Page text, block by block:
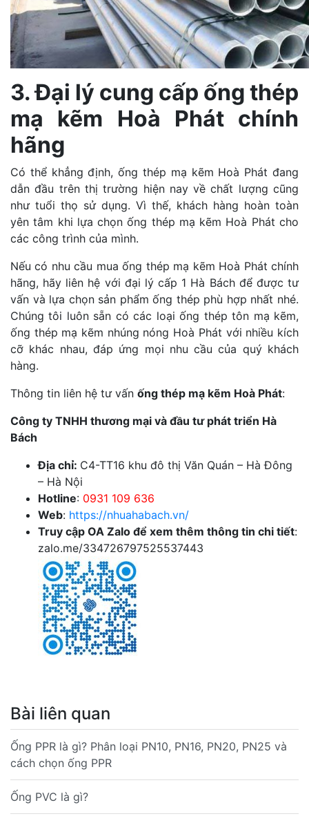
3. Đại lý cung cấp ống thép
mạ kẽm Hoà Phát chính
hãng
Có thể khẳng định, ống thép mạ kẽm Hoà Phát đang
dẫn đầu trên thị trường hiện nay về chất lượng cũng
như tuổi thọ sử dụng. Vì thế, khách hàng hoàn toàn
yên tâm khi lựa chọn ống thép mạ kẽm Hoà Phát cho
các công trình của mình.
Nếu có nhu cầu mua ống thép mạ kẽm Hoà Phát chính
hãng, hãy liên hệ với đại lý cấp 1 Hà Bách để được tư
vấn và lựa chọn sản phẩm ống thép phù hợp nhất nhé.
Chúng tôi luôn sẵn có các loại ống thép tôn mạ kẽm,
ống thép mạ kẽm nhúng nóng Hoà Phát với nhiều kích
cỡ khác nhau, đáp ứng mọi nhu cầu của quý khách
hàng.
Thông tin liên hệ tư vấn ống thép mạ kẽm Hoà Phát:
Công ty TNHH thương mại và đầu tư phát triển Hà
Bách
Địa chỉ: C4-TT16 khu đô thị Văn Quán – Hà Đông
– Hà Nội
Hotline: 0931 109 636
Web: https://nhuahabach.vn/
Truy cập OA Zalo để xem thêm thông tin chi tiết:
zalo.me/334726797525537443
Bài liên quan
Ống PPR là gì? Phân loại PN10, PN16, PN20, PN25 và
cách chọn ống PPR
Ống PVC là gì?